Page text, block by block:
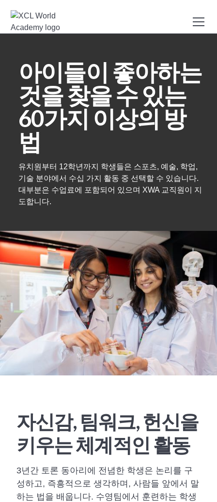
아이들이 좋아하는
것을 찾을 수 있는
60가지 이상의 방
법
유치원부터 12학년까지 학생들은 스포츠, 예술, 학업,
기술 분야에서 수십 가지 활동 중 선택할 수 있습니다.
대부분은 수업료에 포함되어 있으며 XWA 교직원이 지
도합니다.
자신감, 팀워크, 헌신을
키우는 체계적인 활동
3년간 토론 동아리에 전념한 학생은 논리를 구
성하고, 즉흥적으로 생각하며, 사람들 앞에서 말
하는 법을 배웁니다. 수영팀에서 훈련하는 학생